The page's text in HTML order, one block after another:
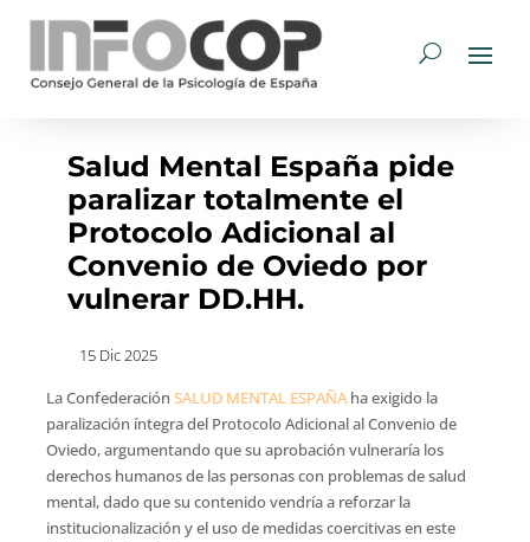
Salud Mental España pide
paralizar totalmente el
Protocolo Adicional al
Convenio de Oviedo por
vulnerar DD.HH.
15 Dic 2025
La Confederación SALUD MENTAL ESPAÑAha exigido la
paralización íntegra del Protocolo Adicional al Convenio de
Oviedo, argumentando que su aprobación vulneraría los
derechos humanos de las personas con problemas de salud
mental, dado que su contenido vendría a reforzar la
institucionalización y el uso de medidas coercitivas en este